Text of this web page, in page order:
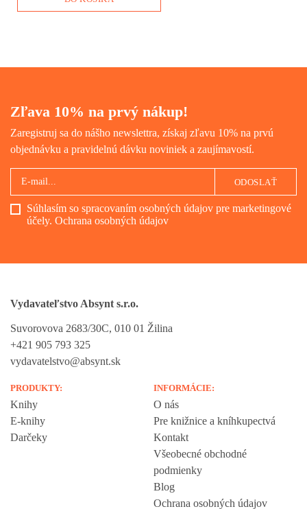
Zľava 10% na prvý nákup!
Zaregistruj sa do nášho newslettra, získaj zľavu 10% na prvú
objednávku a pravidelnú dávku noviniek a zaujímavostí.
Súhlasím so spracovaním osobných údajov pre marketingové
účely. Ochrana osobných údajov
ODOSLAŤ
Vydavateľstvo Absynt s.r.o.
Suvorovova 2683/30C, 010 01 Žilina
+421 905 793 325
vydavatelstvo@absynt.sk
PRODUKTY:
Knihy
E-knihy
Darčeky
INFORMÁCIE:
O nás
Pre knižnice a kníhkupectvá
Kontakt
Všeobecné obchodné
podmienky
Blog
Ochrana osobných údajov